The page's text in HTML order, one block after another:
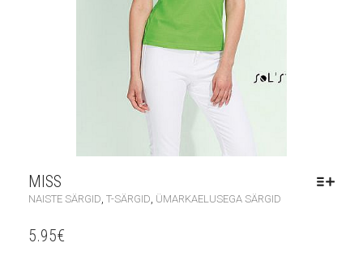
MISS
NAISTE SÄRGID T-SÄRGID ÜMARKAELUSEGA SÄRGID
5.95€